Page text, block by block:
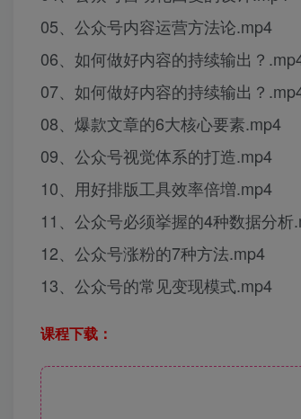
05、公众号内容运营方法论.mp4
06、如何做好内容的持续输出？
07、如何做好内容的持续输出？
08、爆款文章的6大核心要素.mp4
09、公众号视觉体系的打造.mp4
10、用好排版工具效率倍増.mp4
11、公众号必须挙握的4种数据分析
12、公众号涨粉的7种方法.mp4
13、公众号的常见变现模式.mp4
课程下载：